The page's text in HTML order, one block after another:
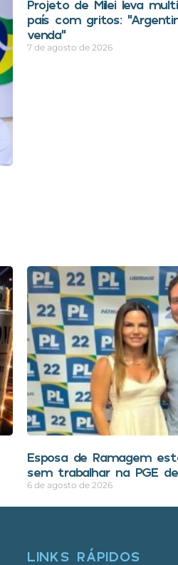
Projeto de Milei leva
país com gritos:
venda”
7 de agosto de 2026
Esposa de Ramagem
sem trabalhar na PGE
6 de agosto de 2026
LINKS RÁPIDOS